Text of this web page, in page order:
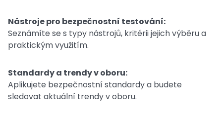
Nástroje pro bezpečnostní testování:
Seznámíte se s typy nástrojů, kritérii jejich výběru a
praktickým využitím.
Standardy a trendy v oboru:
Aplikujete bezpečnostní standardy a budete
sledovat aktuální trendy v oboru.